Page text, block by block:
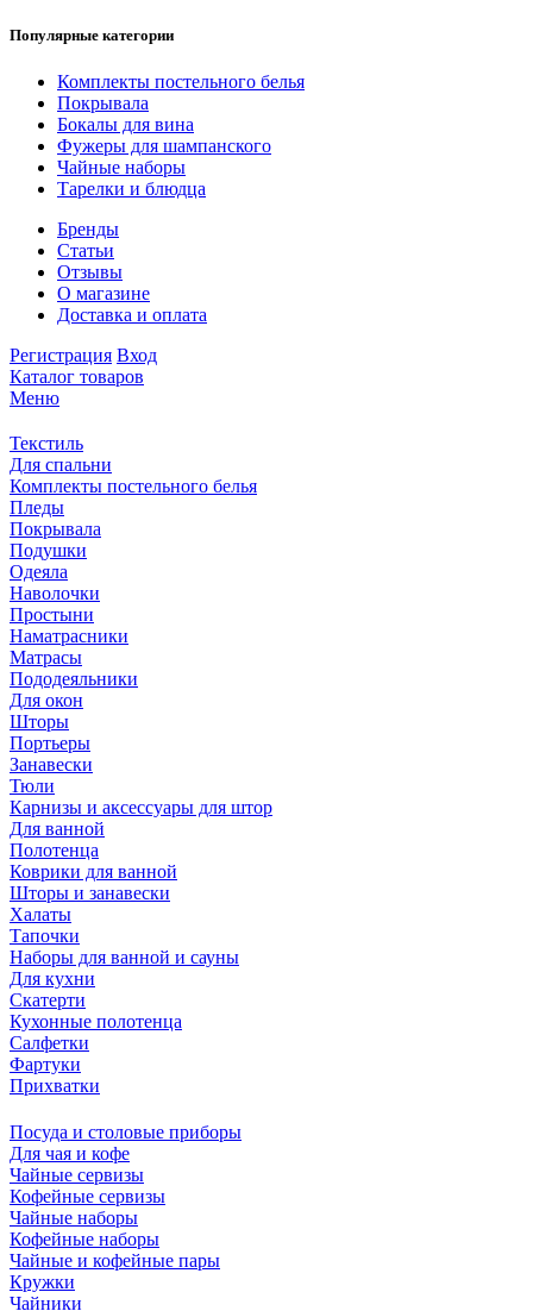
Популярные категории
Комплекты постельного белья
Покрывала
Бокалы для вина
Фужеры для шампанского
Чайные наборы
Тарелки и блюдца
Бренды
Статьи
Отзывы
О магазине
Доставка и оплата
Регистрация Вход
Каталог товаров
Меню
Текстиль
Для спальни
Комплекты постельного белья
Пледы
Покрывала
Подушки
Одеяла
Наволочки
Простыни
Наматрасники
Матрасы
Пододеяльники
Для окон
Шторы
Портьеры
Занавески
Тюли
Карнизы и аксессуары для штор
Для ванной
Полотенца
Коврики для ванной
Шторы и занавески
Халаты
Тапочки
Наборы для ванной и сауны
Для кухни
Скатерти
Кухонные полотенца
Салфетки
Фартуки
Прихватки
Посуда и столовые приборы
Для чая и кофе
Чайные сервизы
Кофейные сервизы
Чайные наборы
Кофейные наборы
Чайные и кофейные пары
Кружки
Чайники